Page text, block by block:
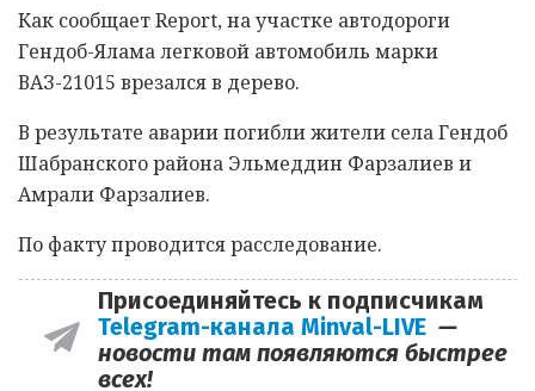
Как сообщает Report, на участке автодороги
Гендоб-Ялама легковой автомобиль марки
ВАЗ-21015 врезался в дерево.
В результате аварии погибли жители села Гендоб
Шабранского района Эльмеддин Фарзалиев и
Амрали Фарзалиев.
По факту проводится расследование.
Присоединяйтесь к подписчикам
Telegram-канала Minval-LIVE —
новости там появляются быстрее
всех!